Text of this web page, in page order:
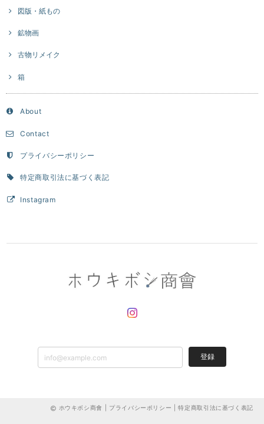
図版・紙もの
鉱物画
古物リメイク
箱
About
Contact
プライバシーポリシー
特定商取引法に基づく表記
Instagram
登録
ホウキボシ商會 | プライバシーポリシー |特定商取引法に基づく表記